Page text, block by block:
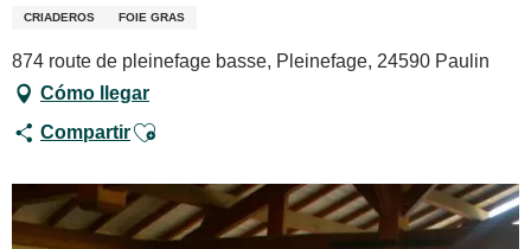
CRIADEROS FOIE GRAS
874 route de pleinefage basse, Pleinefage, 24590 Paulin
Cómo llegar
CompartirAjouter aux favoris